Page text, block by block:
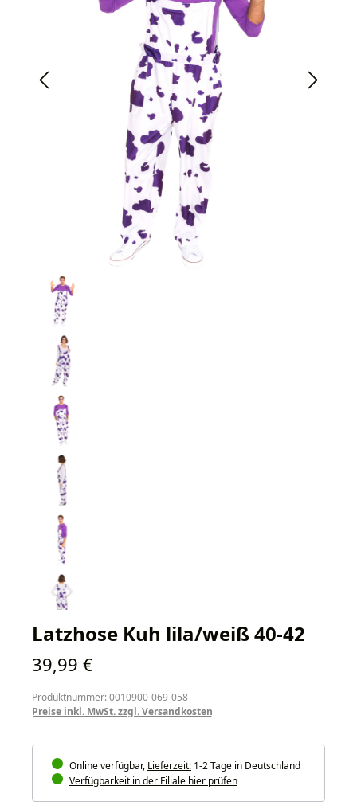
Latzhose Kuh lila/weiß 40-42
Regulärer Preis:
39,99 €
Produktnummer: 0010900-069-058
Preise inkl. MwSt. zzgl. Versandkosten
Online verfügbar, Lieferzeit: 1-2 Tage in Deutschland
Verfügbarkeit in der Filiale hier prüfen